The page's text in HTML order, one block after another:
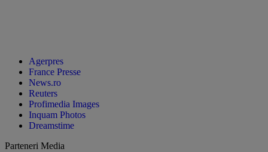
Agerpres
France Presse
News.ro
Reuters
Profimedia Images
Inquam Photos
Dreamstime
Parteneri Media